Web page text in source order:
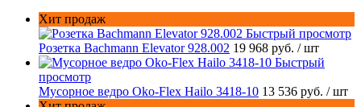
Хит продаж
Быстрый просмотр
Розетка Bachmann Elevator 928.002 19 968 руб. / шт
Быстрый
просмотр
Мусорное ведро Oko-Flex Hailo 3418-10 13 536 руб. / шт